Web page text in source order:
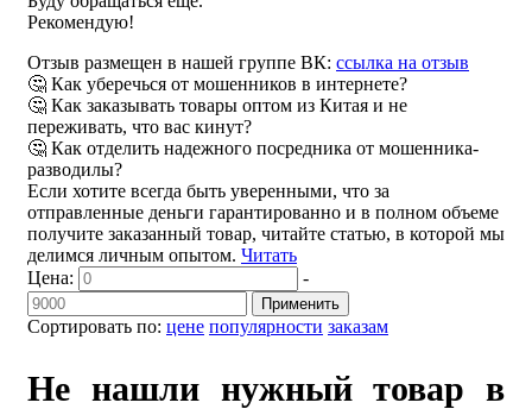
Рекомендую!
Отзыв размещен в нашей группе ВК: ссылка на отзыв
🤔 Как уберечься от мошенников в интернете?
🤔 Как заказывать товары оптом из Китая и не
переживать, что вас кинут?
🤔 Как отделить надежного посредника от мошенника-
разводилы?
Если хотите всегда быть уверенными, что за
отправленные деньги гарантированно и в полном объеме
получите заказанный товар, читайте статью, в которой мы
делимся личным опытом. Читать
Сортировать по: цене популярности заказам
Цена: -
Применить
Не нашли нужный товар в